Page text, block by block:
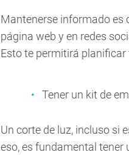
Mantenerse informado es
página web y en redes
Esto te permitirá
Tener un kit de
Un corte de luz, incluso si
eso, es fundamental tener